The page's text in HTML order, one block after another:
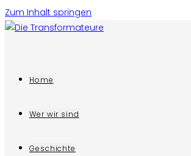
Zum Inhalt springen
Home
Wer wir sind
Geschichte